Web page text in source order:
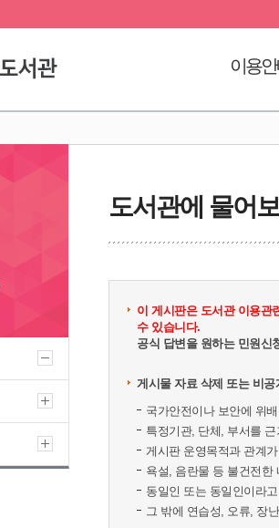
이용
도서관서
자료기
도서관에 물어
이 게시판은 도서관 이용관
수 있습니다.
공식 답변을 원하는 민원신
게시물 자료 삭제 또는 비공
국가안전이나 보안에 위
특정기관, 단체, 부서를
게시판 운영목적과 관계
욕설, 음란물 등 불건전한
동일인 또는 동일인이라
그 밖에 연습성, 오류, 장